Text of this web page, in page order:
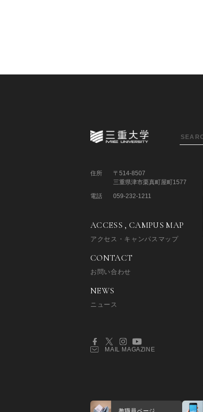
住所
〒514-8507
三重県津市栗真町屋町1577
電話
059-232-1211
ACCESS , CAMPUS MAP
アクセス・キャンパスマップ
CONTACT
お問い合わせ
NEWS
ニュース
MAIL MAGAZINE